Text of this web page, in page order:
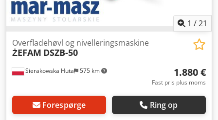
1 /21
Sierakowska Huta 575 km
Overfladehøvl og nivelleringsmaskine
ŻEFAM DSZB-50
1.880 €
Fast pris plus moms
Forespørge Ring op